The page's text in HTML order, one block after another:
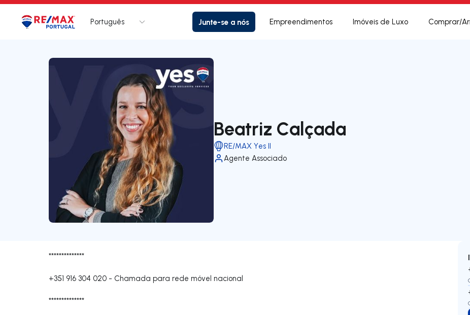
Logo Ir para página inicial
Português Junte-se a nós Empreendimentos Imóveis de Luxo Comprar/
Beatriz Calçada
RE/MAX Yes II
Agente Associado
**************
+351 916 304 020 - Chamada para rede móvel nacional
**************